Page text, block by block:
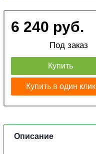
6 240 руб.
Под заказ
Купить
Купить в один клик
Описание